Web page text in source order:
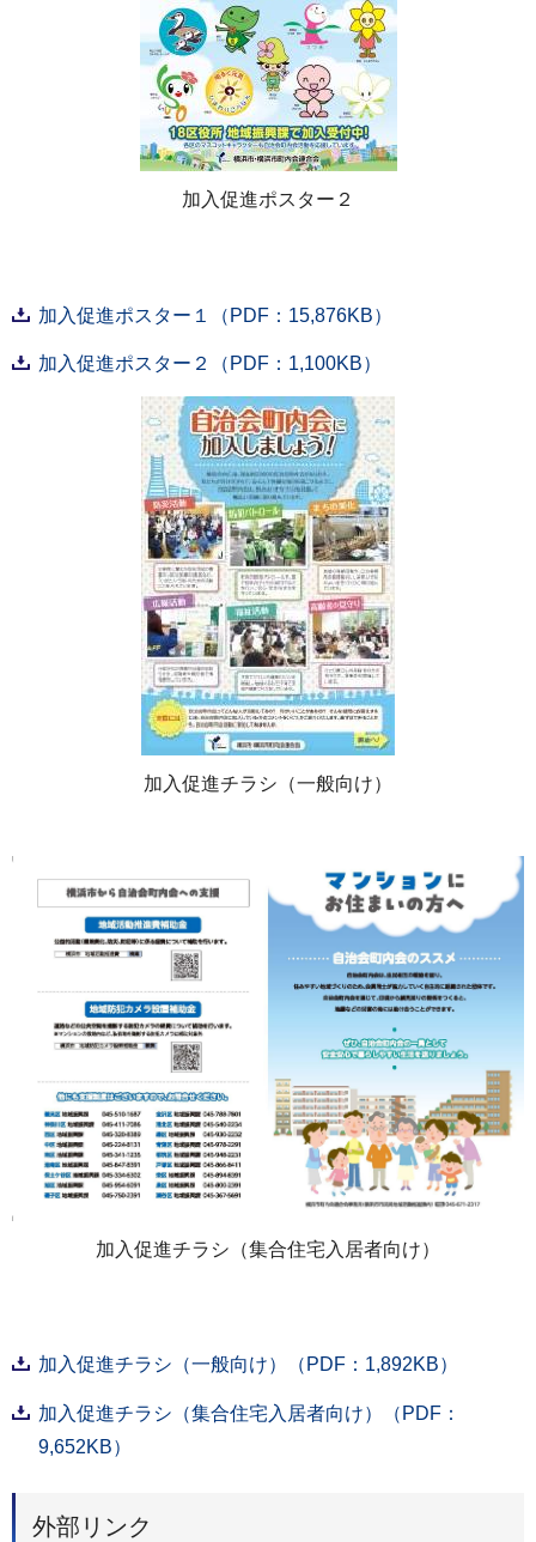
加入促進ポスター２
加入促進ポスター１（PDF：15,876KB）
加入促進ポスター２（PDF：1,100KB）
加入促進チラシ（一般向け）
加入促進チラシ（集合住宅入居者向け）
加入促進チラシ（一般向け）（PDF：1,892KB）
加入促進チラシ（集合住宅入居者向け）（PDF：
9,652KB）
外部リンク